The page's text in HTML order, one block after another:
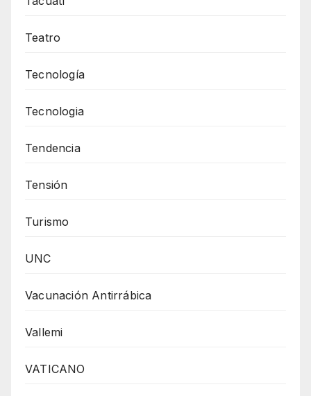
Teatro
Tecnología
Tecnologia
Tendencia
Tensión
Turismo
UNC
Vacunación Antirrábica
Vallemi
VATICANO